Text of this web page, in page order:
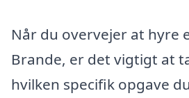
Når du overvejer at hyre
Brande, er det vigtigt at
hvilken specifik opgave